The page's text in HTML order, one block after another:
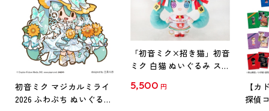
初音ミク マジカルミライ
2026 ふわぷち ぬいぐるみ
「初音ミク×招き猫」初音
ミク 白猫 ぬいぐるみ スタ
5,500 円
【カ
探偵